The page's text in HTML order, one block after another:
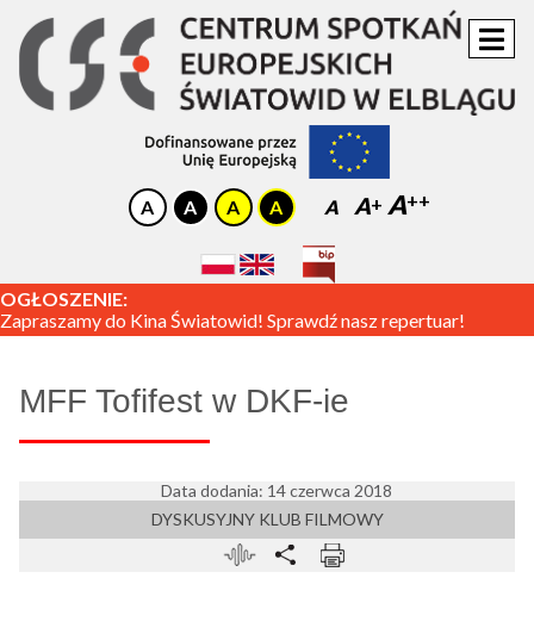
A A A
OGŁOSZENIE:
Zapraszamy do Kina Światowid! Sprawdź nasz repertuar!
MFF Tofifest w DKF-ie
Data dodania: 14 czerwca 2018
DYSKUSYJNY KLUB FILMOWY